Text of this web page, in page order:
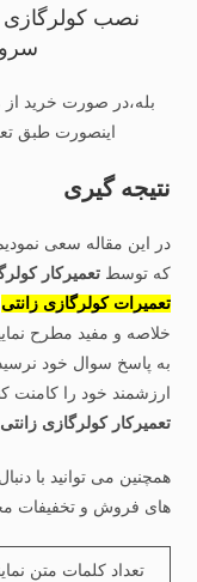
نصب کولرگازی
بله،در صورت خرید
اینصورت طبق
نتیجه گیری
در این مقاله سعی
که توسطتعمیرکار
تعمیرات کولرگازی زانتی
خلاصه و مفید مطرح
به پاسخ سوال خود
ارزشمند خود را کامنت
تعمیرکار کولرگازی زانتی
همچنین می توانید با
های فروش و تخفیفات
تعداد کلمات متن